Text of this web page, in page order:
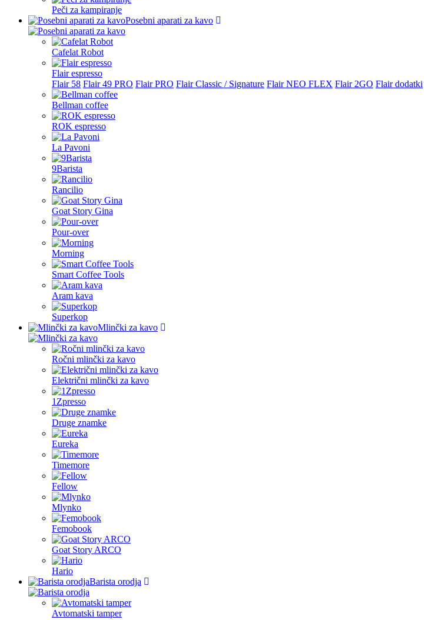
Peči za kampiranje
Posebni aparati za kavo
Cafelat Robot
Flair espresso
Flair 58 Flair 49 PRO Flair PRO Flair Classic / Signature Flair NEO FLEX Flair 2GO Flair dodatki
Bellman coffee
ROK espresso
La Pavoni
9Barista
Rancilio
Goat Story Gina
Pour-over
Morning
Smart Coffee Tools
Aram kava
Superkop
Mlinčki za kavo
Ročni mlinčki za kavo
Električni mlinčki za kavo
1Zpresso
Druge znamke
Eureka
Timemore
Fellow
Mlynko
Femobook
Goat Story ARCO
Hario
Barista orodja
Avtomatski tamper